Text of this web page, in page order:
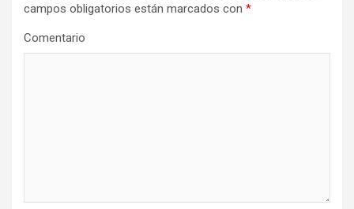
campos obligatorios están marcados con *
Comentario